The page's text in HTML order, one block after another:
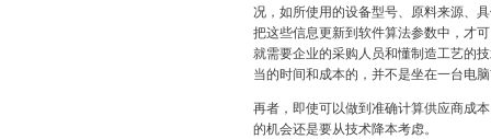
况，如所使用的设备型号、原料来源、
把这些信息更新到软件算法参数中，才
就需要企业的采购人员和懂制造工艺的
当的时间和成本的，并不是坐在一台电
再者，即使可以做到准确计算供应商成
的机会还是要从技术降本考虑。